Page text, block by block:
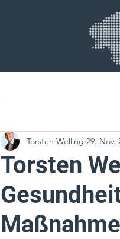
Torsten
Torsten Welling 29. Nov.